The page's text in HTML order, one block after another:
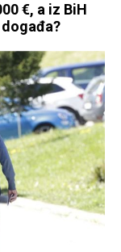
€, a iz BiH